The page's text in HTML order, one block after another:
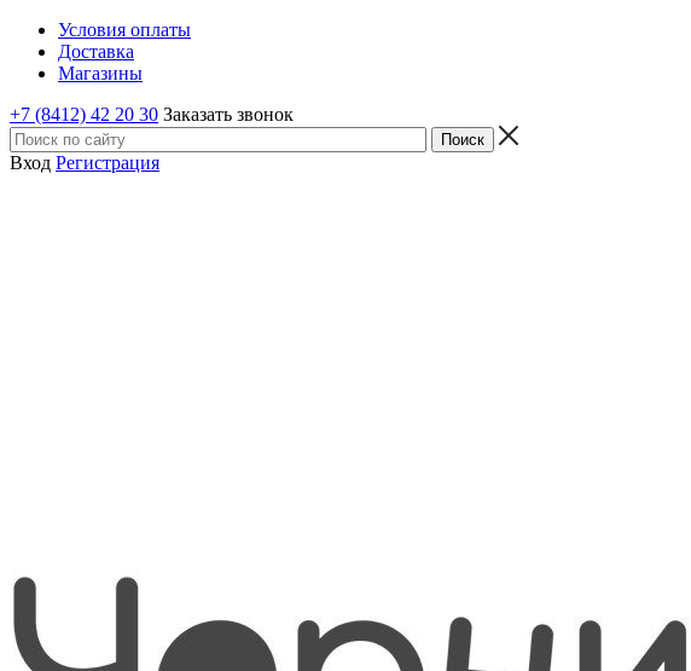
Условия оплаты
Доставка
Магазины
+7 (8412) 42 20 30 Заказать звонок
Вход Регистрация